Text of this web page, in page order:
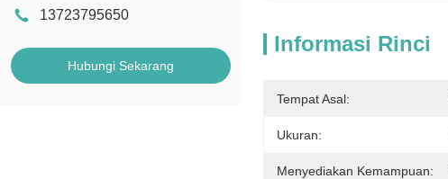
13723795650
Hubungi Sekarang
Informasi Rinci
Tempat Asal:
Ukuran:
Menyediakan Kemampuan: